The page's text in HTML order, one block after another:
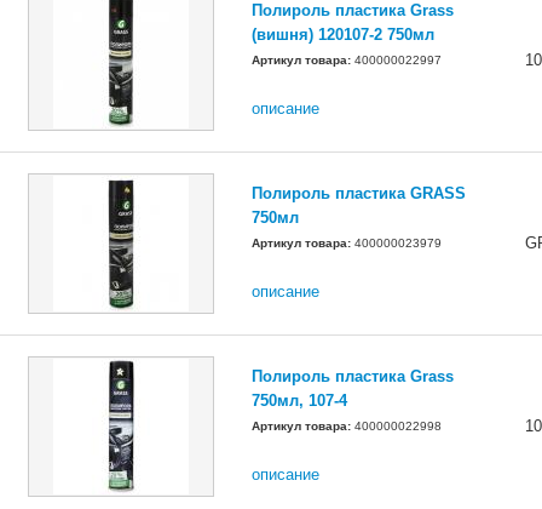
Полироль пластика Grass
(вишня) 120107-2 750мл
Артикул товара: 400000022997
описание
Полироль пластика GRASS
750мл
Артикул товара: 400000023979
описание
Полироль пластика Grass
750мл, 107-4
Артикул товара: 400000022998
описание